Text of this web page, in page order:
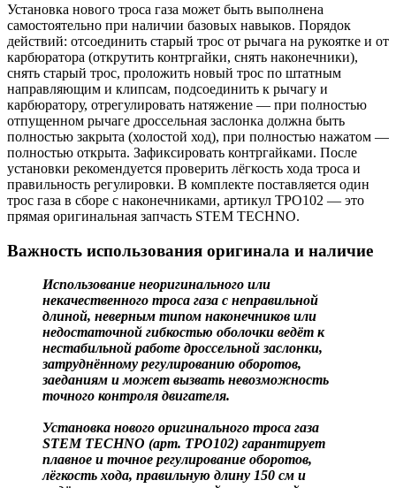
Установка нового троса газа может быть выполнена
самостоятельно при наличии базовых навыков. Порядок
действий: отсоединить старый трос от рычага на рукоятке и от
карбюратора (открутить контргайки, снять наконечники),
снять старый трос, проложить новый трос по штатным
направляющим и клипсам, подсоединить к рычагу и
карбюратору, отрегулировать натяжение — при полностью
отпущенном рычаге дроссельная заслонка должна быть
полностью закрыта (холостой ход), при полностью нажатом —
полностью открыта. Зафиксировать контргайками. После
установки рекомендуется проверить лёгкость хода троса и
правильность регулировки. В комплекте поставляется один
трос газа в сборе с наконечниками, артикул ТРО102 — это
прямая оригинальная запчасть STEM TECHNO.
Важность использования оригинала и наличие
Использование неоригинального или
некачественного троса газа с неправильной
длиной, неверным типом наконечников или
недостаточной гибкостью оболочки ведёт к
нестабильной работе дроссельной заслонки,
затруднённому регулированию оборотов,
заеданиям и может вызвать невозможность
точного контроля двигателя.
Установка нового оригинального троса газа
STEM TECHNO (арт. ТРО102) гарантирует
плавное и точное регулирование оборотов,
лёгкость хода, правильную длину 150 см и